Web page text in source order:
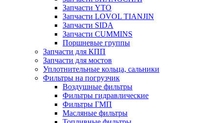
Запчасти YTO
Запчасти LOVOL TIANJIN
Запчасти SIDA
Запчасти CUMMINS
Поршневые группы
Запчасти для КПП
Запчасти для мостов
Уплотнительные кольца, сальники
Фильтры на погрузчик
Воздушные фильтры
Фильтры гидравлические
Фильтры ГМП
Масляные фильтры